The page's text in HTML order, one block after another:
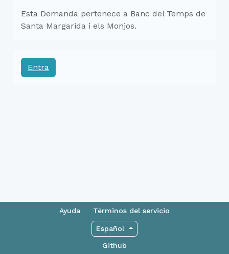
Esta Demanda pertenece a Banc del Temps de
Santa Margarida i els Monjos.
Entra
Ayuda Términos del servicio
Español
Github